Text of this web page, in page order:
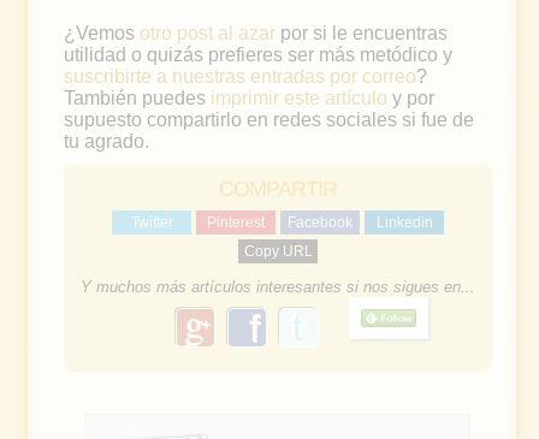
¿Vemos otro post al azar por si le encuentras
utilidad o quizás prefieres ser más metódico y
suscribirte a nuestras entradas por correo?
También puedes imprimir este artículo y por
supuesto compartirlo en redes sociales si fue de
tu agrado.
COMPARTIR
Twitter Pinterest Facebook
Linkedin
Copy URL
Y muchos más artículos interesantes si nos sigues en...
g
o
l
f